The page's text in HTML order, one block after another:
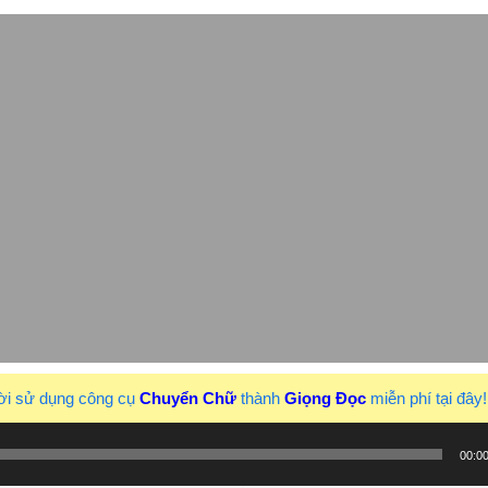
sử dụng công cụ Chuyển Chữ thành Giọng Đọc miễn phí tại đây!
00:00